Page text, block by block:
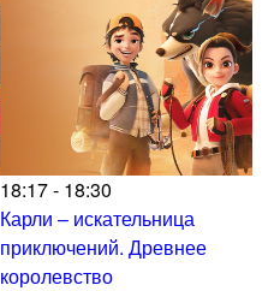
18:17 - 18:30
Карли – искательница
приключений. Древнее
королевство